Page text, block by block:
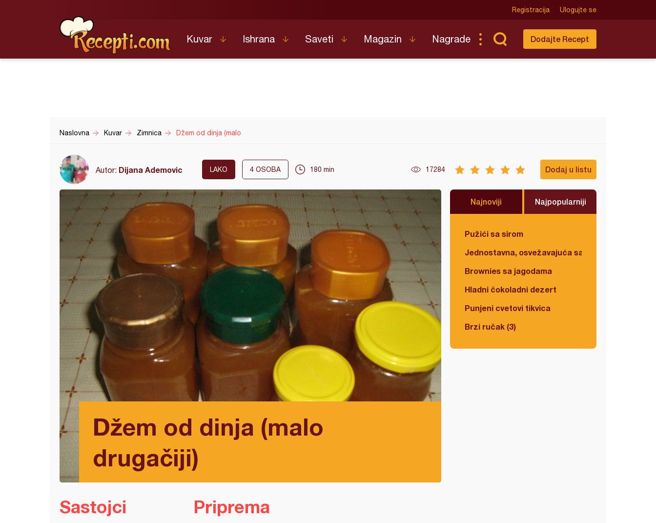
Registracija Ulogujte se
Kuvar Ishrana Saveti Magazin Nagrade Dodajte Recept
Naslovna Kuvar Zimnica Džem od dinja (malo
Autor: Dijana Ademovic LAKO 4 OSOBA 180 min 17284 Dodaj u listu
Džem od dinja (malo
drugačiji)
Najnoviji Najpopularniji
Pužići sa sirom
Jednostavna, osvežavajuća salata
Brownies sa jagodama
Hladni čokoladni dezert
Punjeni cvetovi tikvica
Brzi ručak (3)
Sastojci Priprema